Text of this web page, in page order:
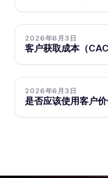
2026年6月3日
客户获取成本（
2026年6月3日
是否应该使用客户